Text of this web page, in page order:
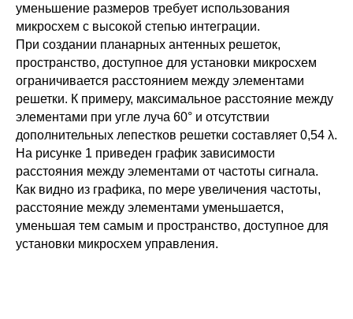
уменьшение размеров требует использования
микросхем с высокой степью интеграции.
При создании планарных антенных решеток,
пространство, доступное для установки микросхем
ограничивается расстоянием между элементами
решетки. К примеру, максимальное расстояние между
элементами при угле луча 60° и отсутствии
дополнительных лепестков решетки составляет 0,54 λ.
На рисунке 1 приведен график зависимости
расстояния между элементами от частоты сигнала.
Как видно из графика, по мере увеличения частоты,
расстояние между элементами уменьшается,
уменьшая тем самым и пространство, доступное для
установки микросхем управления.